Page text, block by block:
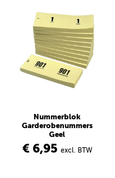
Nummerblok
Garderobenummers
Geel
€ 6,95 excl. BTW